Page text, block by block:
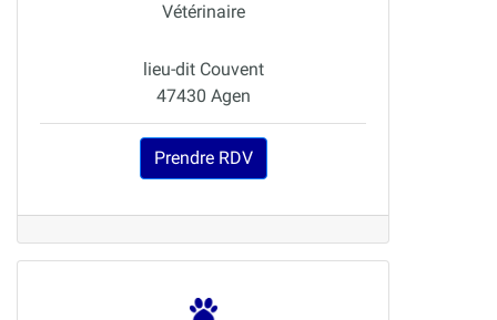
Vétérinaire
lieu-dit Couvent
47430 Agen
Prendre RDV